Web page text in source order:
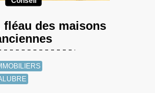
fléau des maisons